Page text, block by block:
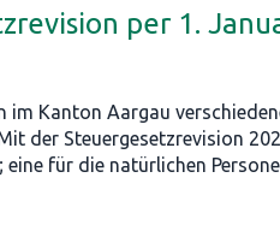
per 1.
im Kanton Aargau
der Steuergesetzrevision
für die natürlichen